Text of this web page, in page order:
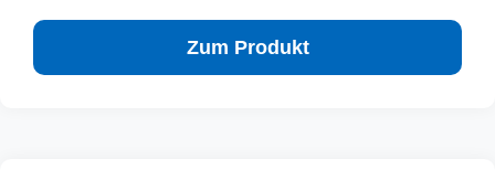
Zum Produkt